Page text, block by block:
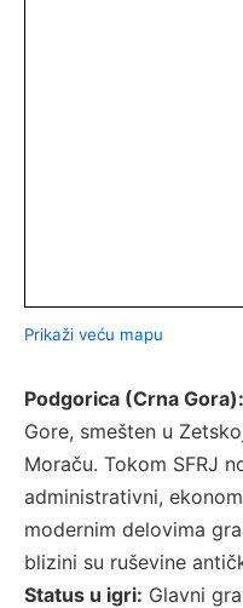
Prikaži veću mapu
Podgorica (Crna Gora):
Gore, smešten u
Moraču. Tokom SFRJ
administrativni,
modernim delovima
blizini su ruševine
Status u igri: Glavni